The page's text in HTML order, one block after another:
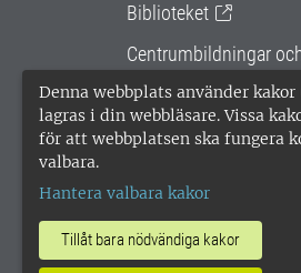
Denna webbplats använder
lagras i din webbläsare. Vissa
för att webbplatsen ska fungera
valbara.
Hantera valbara kakor
Tillåt bara nödvändiga kakor
Biblioteket
Centrumbildningar
samarbetsprojekt
Gemensamma
SLU, Sveriges